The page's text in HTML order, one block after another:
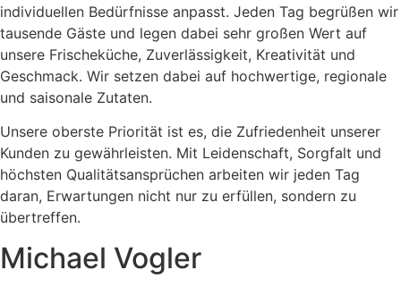
individuellen Bedürfnisse anpasst. Jeden Tag begrüßen wir
tausende Gäste und legen dabei sehr großen Wert auf
unsere Frischeküche, Zuverlässigkeit, Kreativität und
Geschmack. Wir setzen dabei auf hochwertige, regionale
und saisonale Zutaten.
Unsere oberste Priorität ist es, die Zufriedenheit unserer
Kunden zu gewährleisten. Mit Leidenschaft, Sorgfalt und
höchsten Qualitätsansprüchen arbeiten wir jeden Tag
daran, Erwartungen nicht nur zu erfüllen, sondern zu
übertreffen.
Michael Vogler